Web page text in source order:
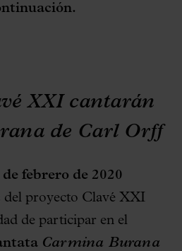
XXI cantarán
de Carl Orff
de febrero de 2020
del proyecto Clavé XXI
de participar en el
Carmina Burana